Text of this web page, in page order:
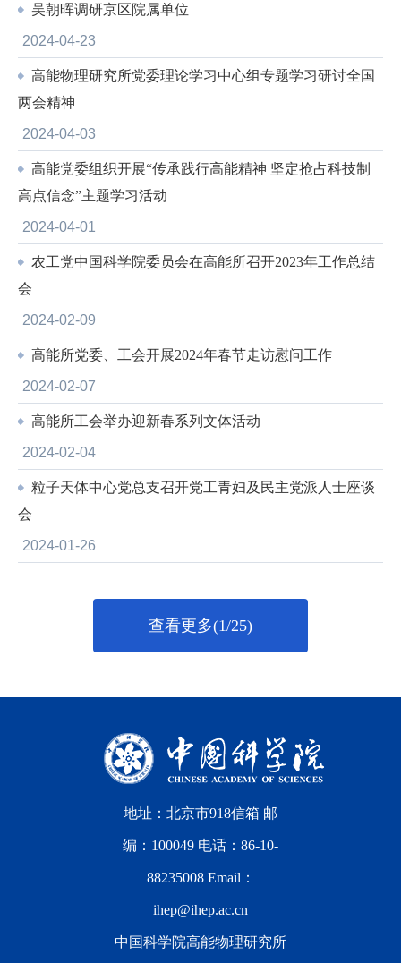
吴朝晖调研京区院属单位
2024-04-23
高能物理研究所党委理论学习中心组专题学习研讨全国
两会精神
2024-04-03
高能党委组织开展“传承践行高能精神 坚定抢占科技制
高点信念”主题学习活动
2024-04-01
农工党中国科学院委员会在高能所召开2023年工作总结
会
2024-02-09
高能所党委、工会开展2024年春节走访慰问工作
2024-02-07
高能所工会举办迎新春系列文体活动
2024-02-04
粒子天体中心党总支召开党工青妇及民主党派人士座谈
会
2024-01-26
查看更多(1/25)
地址：北京市918信箱 邮
编：100049 电话：86-10-
88235008 Email：
ihep@ihep.ac.cn
中国科学院高能物理研究所